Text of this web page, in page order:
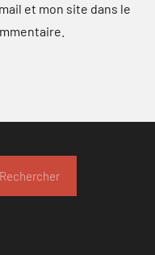
et mon site dans le
Rechercher